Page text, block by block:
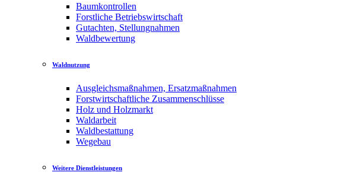
Baumkontrollen
Forstliche Betriebswirtschaft
Gutachten, Stellungnahmen
Waldbewertung
Waldnutzung
Ausgleichsmaßnahmen, Ersatzmaßnahmen
Forstwirtschaftliche Zusammenschlüsse
Holz und Holzmarkt
Waldarbeit
Waldbestattung
Wegebau
Weitere Dienstleistungen